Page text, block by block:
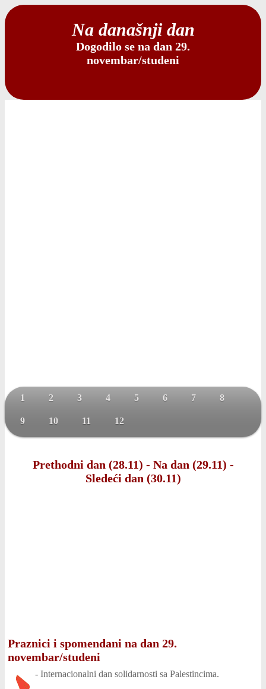
Na današnji dan
Dogodilo se na dan 29.
novembar/studeni
1 2 3 4 5 6 7 8
9 10 11 12
Prethodni dan (28.11) - Na dan (29.11) -
Sledeći dan (30.11)
Praznici i spomendani na dan 29.
novembar/studeni
- Internacionalni dan solidarnosti sa Palestincima.